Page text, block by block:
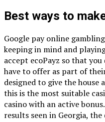
Best ways to
Google pay online
keeping in mind and
accept ecoPayz so that
have to offer as part of
designed to give the house
this is the most suitable
casino with an active
results seen in Georgia, the